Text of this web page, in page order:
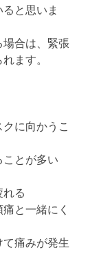
と思いま
場合は、緊張
ます。
クに向かうこ
ことが多い
れる
と一緒にく
て痛みが発生